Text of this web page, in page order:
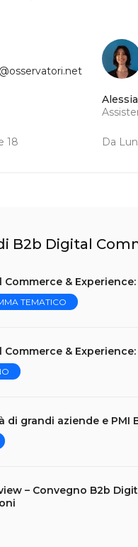
18 Da
B2b Digital
Commerce &
TEMATICO
Commerce &
di grandi aziende e
– Convegno B2b